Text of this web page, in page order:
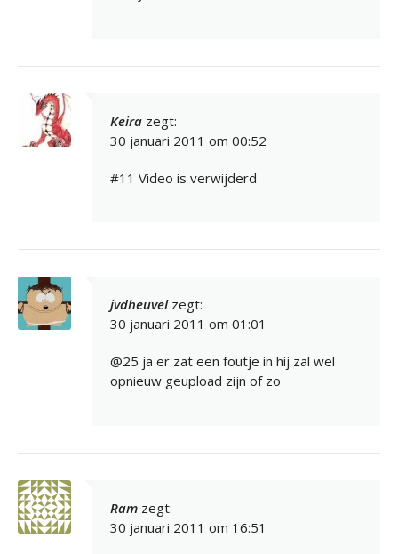
Keira zegt:
30 januari 2011 om 00:52
#11 Video is verwijderd
jvdheuvel zegt:
30 januari 2011 om 01:01
@25 ja er zat een foutje in hij zal wel
opnieuw geupload zijn of zo
Ram zegt:
30 januari 2011 om 16:51